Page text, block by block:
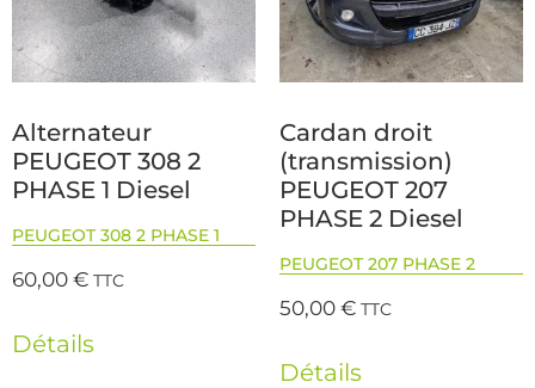
Alternateur
PEUGEOT 308 2
PHASE 1 Diesel
PEUGEOT 308 2 PHASE 1
60,00€ TTC
Détails
Cardan droit
(transmission)
PEUGEOT 207
PHASE 2 Diesel
PEUGEOT 207 PHASE 2
50,00€ TTC
Détails